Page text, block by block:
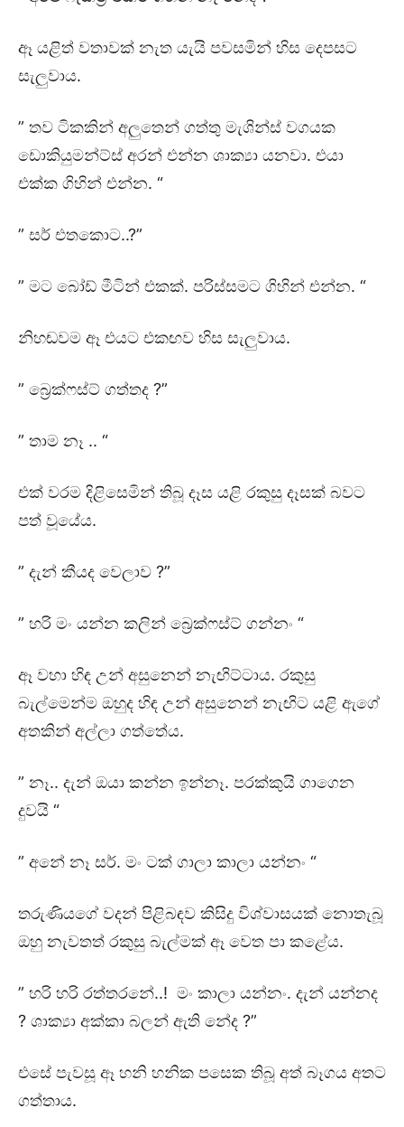
ඈ යළිත් වතාවක් නැත යැයි පවසමින් හිස දෙපසට
සැලුවාය.
” තව ටිකකින් අලුතෙන් ගත්තු මැශින්ස් වගයක
ඩොකියුමන්ට්ස් අරන් එන්න ශාක්‍යා යනවා. එයා
එක්ක ගිහින් එන්න. “
” සර් එතකොට..?”
” මට බෝඩ් මීටින් එකක්. පරිස්සමට ගිහින් එන්න. “
නිහඬවම ඈ එයට එකඟව හිස සැලුවාය.
” බ්‍රෙක්ෆස්ට් ගත්තද ?”
” තාම නෑ .. “
එක් වරම දිළිසෙමින් තිබූ දෑස යළි රකුසු දෑසක් බවට
පත් වූයේය.
” දැන් කීයද වෙලාව ?”
” හරි මං යන්න කලින් බ්‍රෙක්ෆස්ට් ගන්නං “
ඈ වහා හිඳ උන් අසුනෙන් නැඟිට්ටාය. රකුසු
බැල්මෙන්ම ඔහුද හිඳ උන් අසුනෙන් නැඟිට යළි ඇගේ
අතකින් අල්ලා ගත්තේය.
” නෑ.. දැන් ඔයා කන්න ඉන්නෑ. පරක්කුයි ගාගෙන
දුවයි “
” අනේ නෑ සර්. මං ටක් ගාලා කාලා යන්නං “
තරුණියගේ වදන් පිළිබඳව කිසිදු විශ්වාසයක් නොතැබූ
ඔහු නැවතත් රකුසු බැල්මක් ඈ වෙත පා කළේය.
” හරි හරි රත්තරනේ..! මං කාලා යන්නං. දැන් යන්නද
? ශාක්‍යා අක්කා බලන් ඇති නේද ?”
එසේ පැවසූ ඈ හනි හනික පසෙක තිබූ අත් බෑගය අතට
ගත්තාය.